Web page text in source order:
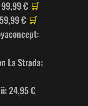
€​​​​​​​ 🛒
€ 🛒
La Strada:
24,95 €